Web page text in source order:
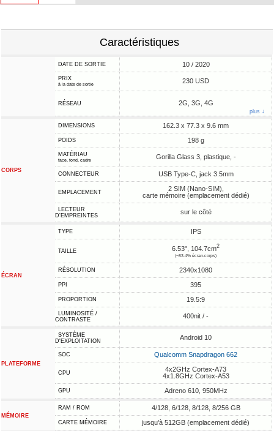
Caractéristiques
DATE DE SORTIE 10 / 2020
PRIX
à la date de sortie 230 USD
RÉSEAU 2G, 3G, 4G
plus ↓
CORPS
DIMENSIONS 162.3 x 77.3 x 9.6 mm
POIDS 198 g
MATÉRIAU
face, fond, cadre Gorilla Glass 3, plastique, -
CONNECTEUR USB Type-C, jack 3.5mm
EMPLACEMENT
2 SIM (Nano-SIM),
carte mémoire (emplacement dédié)
LECTEUR
D'EMPREINTES
sur le côté
ÉCRAN
TYPE IPS
TAILLE 6.53", 104.7cm2
(~83.4% écran-corps)
RÉSOLUTION 2340x1080
PPI 395
PROPORTION 19.5:9
LUMINOSITÉ /
CONTRASTE
400nit / -
PLATEFORME
SYSTÈME
D'EXPLOITATION
Android 10
SOC Qualcomm Snapdragon 662
CPU
4x2GHz Cortex-A73
4x1.8GHz Cortex-A53
GPU Adreno 610, 950MHz
MÉMOIRE
RAM / ROM 4/128, 6/128, 8/128, 8/256 GB
CARTE MÉMOIRE jusqu'à 512GB (emplacement dédié)